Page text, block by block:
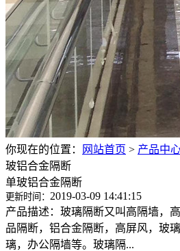
你现在的位置： 网站首页 > 产品中
玻铝合金隔断
单玻铝合金隔断
更新时间： 2019-03-09 14:41:15
产品描述：玻璃隔断又叫高隔墙，
品隔断，铝合金隔断，高屏风，玻
璃，办公隔墙等。玻璃隔...